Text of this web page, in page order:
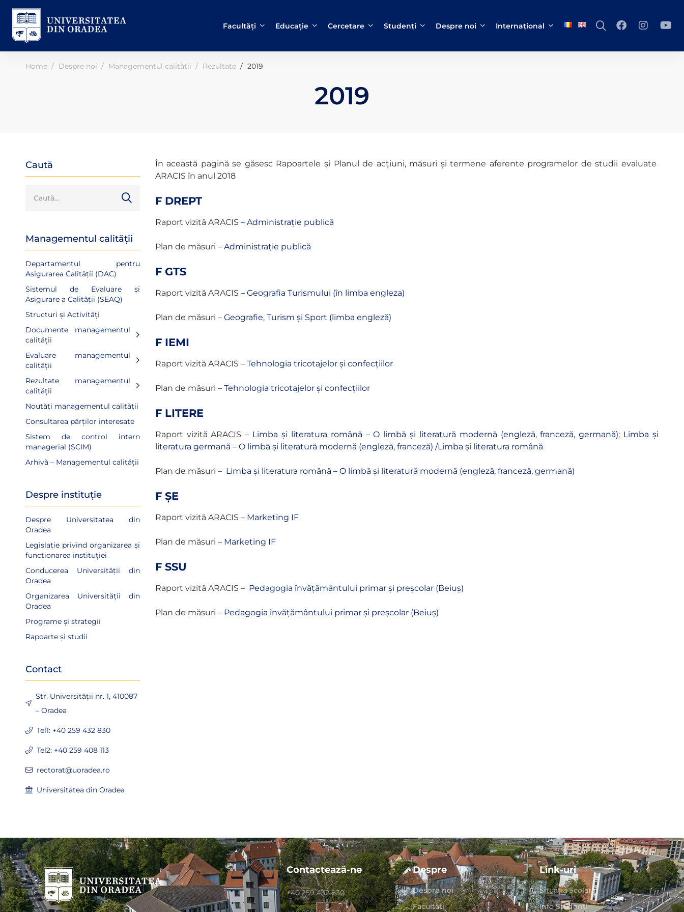
Facultăți Educație Cercetare Studenți Despre noi Internațional
Home Despre noi Managementul calității Rezultate 2019
2019
Caută
Managementul calității
Departamentul pentru
Asigurarea Calității (DAC)
Sistemul de Evaluare și
Asigurare a Calității (SEAQ)
Structuri și Activități
Documente managementul
calității
Evaluare managementul
calității
Rezultate managementul
calității
Noutăți managementul calității
Consultarea părților interesate
Sistem de control intern
managerial (SCIM)
Arhivă – Managementul calității
Despre instituție
Despre Universitatea din
Oradea
Legislație privind organizarea și
funcționarea instituției
Conducerea Universității din
Oradea
Organizarea Universității din
Oradea
Programe și strategii
Rapoarte și studii
Contact
Str. Universității nr. 1, 410087
– Oradea
Tel1: +40 259 432 830
Tel2: +40 259 408 113
rectorat@uoradea.ro
Universitatea din Oradea
În această pagină se găsesc Rapoartele și Planul de acțiuni, măsuri și termene aferente programelor de studii evaluate
ARACIS în anul 2018
F DREPT
Raport vizită ARACIS – Administrație publică
Plan de măsuri – Administrație publică
F GTS
Raport vizită ARACIS – Geografia Turismului (în limba engleza)
Plan de măsuri – Geografie, Turism și Sport (limba engleză)
F IEMI
Raport vizită ARACIS – Tehnologia tricotajelor și confecțiilor
Plan de măsuri – Tehnologia tricotajelor și confecțiilor
F LITERE
Raport vizită ARACIS – Limba și literatura română – O limbă și literatură modernă (engleză, franceză, germană); Limba și
literatura germană – O limbă și literatură modernă (engleză, franceză) /Limba și literatura română
Plan de măsuri – Limba și literatura română – O limbă și literatură modernă (engleză, franceză, germană)
F ȘE
Raport vizită ARACIS – Marketing IF
Plan de măsuri – Marketing IF
F SSU
Raport vizită ARACIS – Pedagogia învățământului primar și preșcolar (Beiuș)
Plan de măsuri – Pedagogia învățământului primar și preșcolar (Beiuș)
Contactează-ne
+40 259 432 830
Despre
Despre noi
Facultăți
Link-uri
Situaţia Școlară
Info Studenți